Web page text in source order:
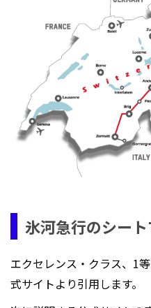
氷河急行のシー
エクセレンス・クラス、1
式サイトより引用します。